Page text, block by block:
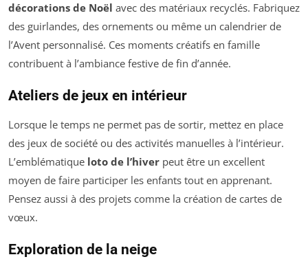
décorations de Noël avec des matériaux recyclés. Fabriquez
des guirlandes, des ornements ou même un calendrier de
l’Avent personnalisé. Ces moments créatifs en famille
contribuent à l’ambiance festive de fin d’année.
Ateliers de jeux en intérieur
Lorsque le temps ne permet pas de sortir, mettez en place
des jeux de société ou des activités manuelles à l’intérieur.
L’emblématique loto de l’hiver peut être un excellent
moyen de faire participer les enfants tout en apprenant.
Pensez aussi à des projets comme la création de cartes de
vœux.
Exploration de la neige